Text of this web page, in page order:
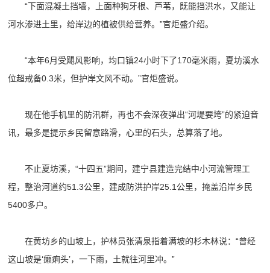
“下面混凝土挡墙，上面种狗牙根、芦苇，既能挡洪水，又能让
河水渗进土里，给岸边的植被供给营养。”官炬盛介绍。
“本年6月受飓风影响，均口镇24小时下了170毫米雨，夏坊溪水
位超戒备0.3米，但护岸文风不动。”官炬盛说。
现在他手机里的防汛群，再也不会深夜弹出“河堤要垮”的紧迫音
讯，最多是提示乡民留意路滑，心里的石头，总算落了地。
不止夏坊溪，“十四五”期间，建宁县建造完结中小河流管理工
程，整治河道约51.3公里，建成防洪护岸25.1公里，掩盖沿岸乡民
5400多户。
在黄坊乡的山坡上，护林员张清泉指着满坡的杉木林说：“曾经
这山坡是‘癞痢头’，一下雨，土就往河里冲。”